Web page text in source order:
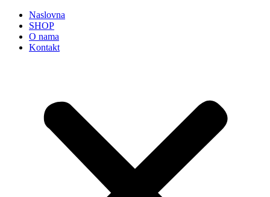
Naslovna
SHOP
O nama
Kontakt